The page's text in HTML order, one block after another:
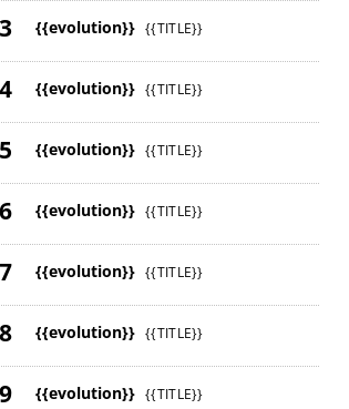
{{evolution}} {{TITLE}}
{{evolution}} {{TITLE}}
{{evolution}} {{TITLE}}
{{evolution}} {{TITLE}}
{{evolution}} {{TITLE}}
{{evolution}} {{TITLE}}
{{evolution}} {{TITLE}}